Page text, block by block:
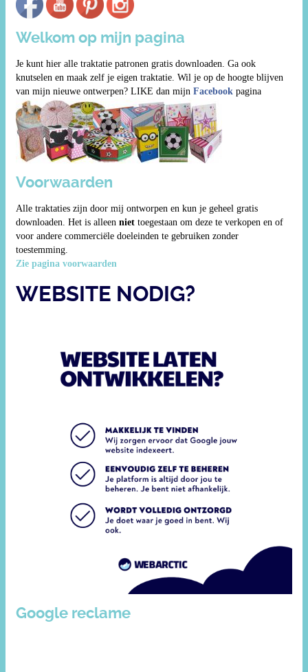
Welkom op mijn pagina
Je kunt hier alle traktatie patronen gratis downloaden. Ga ook
knutselen en maak zelf je eigen traktatie. Wil je op de hoogte blijven
van mijn nieuwe ontwerpen? LIKE dan mijn Facebook pagina
Voorwaarden
Alle traktaties zijn door mij ontworpen en kun je geheel gratis
downloaden. Het is alleen niet toegestaan om deze te verkopen en of
voor andere commerciële doeleinden te gebruiken zonder
toestemming.
Zie pagina voorwaarden
WEBSITE NODIG?
Google reclame